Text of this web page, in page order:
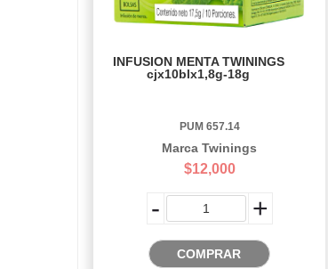
INFUSION MENTA TWININGS
cjx10blx1,8g-18g
PUM 657.14
Marca Twinings
$12,000
- +
COMPRAR